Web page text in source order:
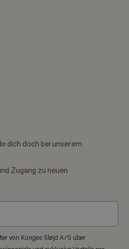
dich doch bei unserem
Zugang zu neuen
von Konges Sløjd A/S über